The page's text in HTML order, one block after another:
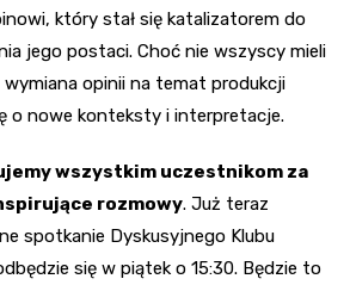
który stał się katalizatorem do
jego postaci. Choć nie wszyscy mieli
opinii na temat produkcji
o nowe konteksty i interpretacje.
wszystkim uczestnikom za
rozmowy. Już teraz
spotkanie Dyskusyjnego Klubu
się w piątek o 15:30. Będzie to